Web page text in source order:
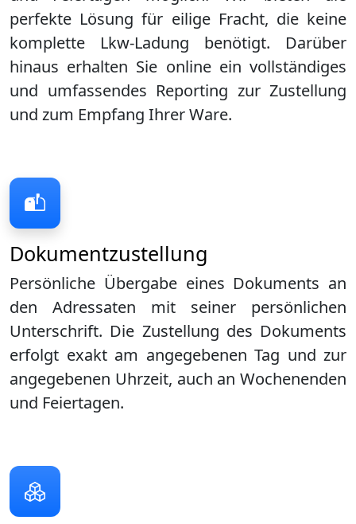
Dokumentzustellung
Persönliche Übergabe eines Dokuments an
den Adressaten mit seiner persönlichen
Unterschrift. Die Zustellung des Dokuments
erfolgt exakt am angegebenen Tag und zur
angegebenen Uhrzeit, auch an Wochenenden
und Feiertagen.
perfekte Lösung für eilige Fracht, die keine
komplette Lkw-Ladung benötigt. Darüber
hinaus erhalten Sie online ein vollständiges
und umfassendes Reporting zur Zustellung
und zum Empfang Ihrer Ware.